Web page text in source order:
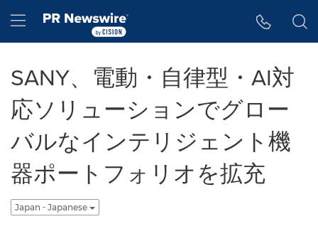
Hamburger menu
SANY、電動・自律型・AI対
応ソリューションでグロー
バルなインテリジェント機
器ポートフォリオを拡充
Japan - Japanese